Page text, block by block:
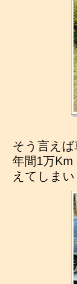
そう言え
年間1万
えてしま